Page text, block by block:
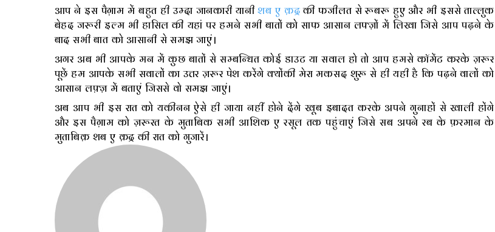
आप ने इस पैग़ाम में बहुत ही उम्दा जानकारी यानीशब ए क़द्रकी फजीलत से रूबरू हुए और भी इससे ताल्लुक
बेहद जरूरी इल्म भी हासिल की यहां पर हमने सभी बातों को साफ आसान लफ्ज़ों में लिखा जिसे आप पढ़ने के
बाद सभी बात को आसानी से समझ जाएं।
अगर अब भी आपके मन में कुछ बातों से सम्बन्धित कोई डाउट या सवाल हो तो आप हमसे कॉमेंट करके ज़रूर
पूछें हम आपके सभी सवालों का उत्तर ज़रूर पेश करेंगे क्योंकी मेरा मकसद शुरू से ही यही है कि पढ़ने वालों को
आसान लफ़्ज़ में बताएं जिससे वो समझ जाएं।
अब आप भी इस रात को यकीनन ऐसे ही जाया नहीं होने देंगे खूब इबादत करके अपने गुनाहों से खाली होंगे
और इस पैग़ाम को ज़रूरत के मुताबिक सभी आशिक ए रसूल तक पहुंचाएं जिसे सब अपने रब के फ़रमान के
मुताबिक़ शब ए क़द्र की रात को गुजारें।